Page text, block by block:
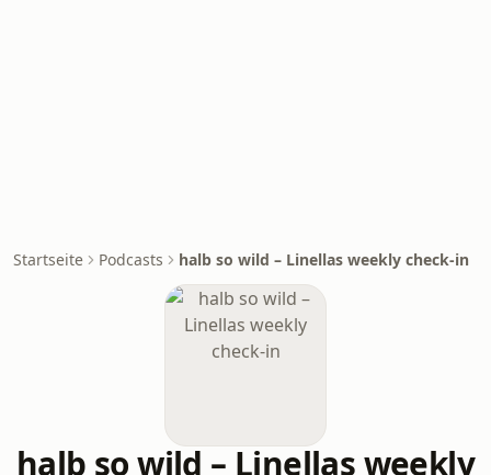
Startseite Podcasts halb so wild – Linellas weekly check-in
halb so wild – Linellas weekly